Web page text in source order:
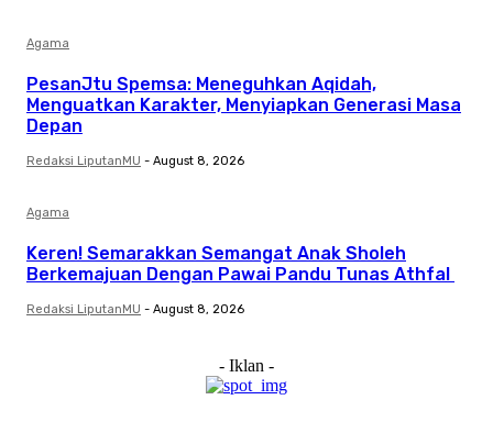
Agama
PesanJtu Spemsa: Meneguhkan Aqidah,
Menguatkan Karakter, Menyiapkan Generasi Masa
Depan
Redaksi LiputanMU - August 8, 2026
Agama
Keren! Semarakkan Semangat Anak Sholeh
Berkemajuan Dengan Pawai Pandu Tunas Athfal
Redaksi LiputanMU - August 8, 2026
- Iklan -